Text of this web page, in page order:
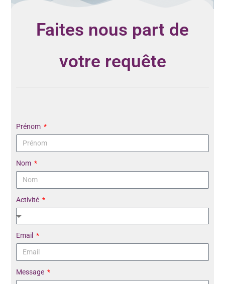
Faites nous part de
votre requête
Prénom
Nom
Activité
Email
Message